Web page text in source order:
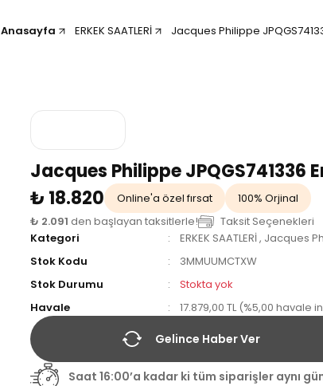
Anasayfa ERKEK SAATLERİ Jacques Philippe
Jacques Philippe JPQGS741336
₺ 18.820
Online'a özel fırsat 100% Orjinal
₺ 2.091 den başlayan taksitlerle!
Taksit Seçenekleri
Kategori
ERKEK SAATLERİ, Jacques
Stok Kodu
3MMUUMCTXW
Stok Durumu
Stokta yok
Havale
17.879,00 TL (%5,00 havale
Gelince Haber Ver
Saat 16:00’a kadar ki tüm siparişler aynı